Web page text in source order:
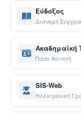
Εύδοξος
Διανομή
Ακαδημαϊκή
Πάσο Φοιτητή
SIS-Web
Ηλεκτρονική